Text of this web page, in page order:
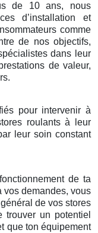
de 10 ans, nous
d’installation et
comme
de nos objectifs,
dans leur
de valeur,
pour intervenir à
roulants à leur
leur soin constant
de ta
vos demandes, vous
de vos stores
un potentiel
que ton équipement